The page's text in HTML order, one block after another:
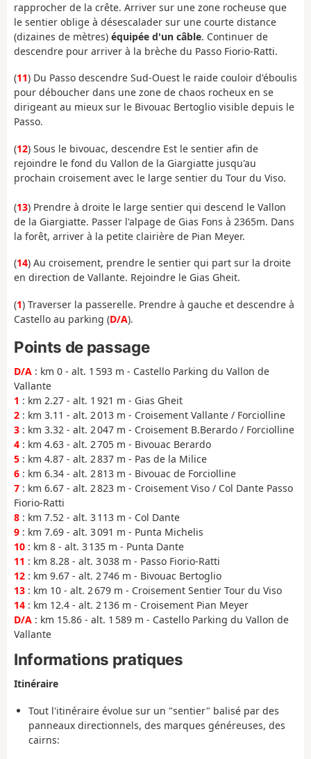
rapprocher de la crête. Arriver sur une zone rocheuse que
le sentier oblige à désescalader sur une courte distance
(dizaines de mètres) équipée d'un câble. Continuer de
descendre pour arriver à la brèche du Passo Fiorio-Ratti.
(11) Du Passo descendre Sud-Ouest le raide couloir d'éboulis
pour déboucher dans une zone de chaos rocheux en se
dirigeant au mieux sur le Bivouac Bertoglio visible depuis le
Passo.
(12) Sous le bivouac, descendre Est le sentier afin de
rejoindre le fond du Vallon de la Giargiatte jusqu'au
prochain croisement avec le large sentier du Tour du Viso.
(13) Prendre à droite le large sentier qui descend le Vallon
de la Giargiatte. Passer l'alpage de Gias Fons à 2365m. Dans
la forêt, arriver à la petite clairière de Pian Meyer.
(14) Au croisement, prendre le sentier qui part sur la droite
en direction de Vallante. Rejoindre le Gias Gheit.
(1) Traverser la passerelle. Prendre à gauche et descendre à
Castello au parking (D/A).
Points de passage
D/A : km 0 - alt. 1 593 m - Castello Parking du Vallon de
Vallante
1 : km 2.27 - alt. 1 921 m - Gias Gheit
2 : km 3.11 - alt. 2 013 m - Croisement Vallante / Forciolline
3 : km 3.32 - alt. 2 047 m - Croisement B.Berardo / Forciolline
4 : km 4.63 - alt. 2 705 m - Bivouac Berardo
5 : km 4.87 - alt. 2 837 m - Pas de la Milice
6 : km 6.34 - alt. 2 813 m - Bivouac de Forciolline
7 : km 6.67 - alt. 2 823 m - Croisement Viso / Col Dante Passo
Fiorio-Ratti
8 : km 7.52 - alt. 3 113 m - Col Dante
9 : km 7.69 - alt. 3 091 m - Punta Michelis
10 : km 8 - alt. 3 135 m - Punta Dante
11 : km 8.28 - alt. 3 038 m - Passo Fiorio-Ratti
12 : km 9.67 - alt. 2 746 m - Bivouac Bertoglio
13 : km 10 - alt. 2 679 m - Croisement Sentier Tour du Viso
14 : km 12.4 - alt. 2 136 m - Croisement Pian Meyer
D/A : km 15.86 - alt. 1 589 m - Castello Parking du Vallon de
Vallante
Informations pratiques
Itinéraire
Tout l'itinéraire évolue sur un "sentier" balisé par des
panneaux directionnels, des marques généreuses, des
cairns: